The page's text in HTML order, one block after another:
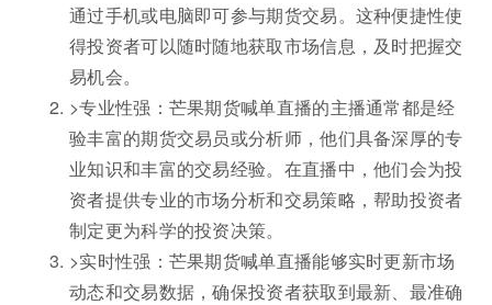
通过手机或电脑即可参与期货交易。这种便捷性使
得投资者可以随时随地获取市场信息，及时把握交
易机会。
>专业性强：芒果期货喊单直播的主播通常都是经
验丰富的期货交易员或分析师，他们具备深厚的专
业知识和丰富的交易经验。在直播中，他们会为投
资者提供专业的市场分析和交易策略，帮助投资者
制定更为科学的投资决策。
>实时性强：芒果期货喊单直播能够实时更新市场
动态和交易数据，确保投资者获取到最新、最准确